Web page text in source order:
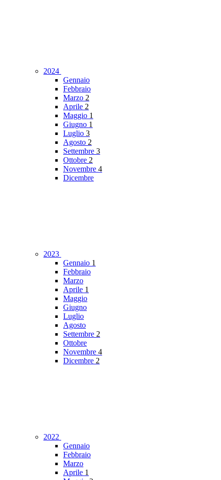
2024
Gennaio
Febbraio
Marzo 2
Aprile 2
Maggio 1
Giugno 1
Luglio 3
Agosto 2
Settembre 3
Ottobre 2
Novembre 4
Dicembre
2023
Gennaio 1
Febbraio
Marzo
Aprile 1
Maggio
Giugno
Luglio
Agosto
Settembre 2
Ottobre
Novembre 4
Dicembre 2
2022
Gennaio
Febbraio
Marzo
Aprile 1